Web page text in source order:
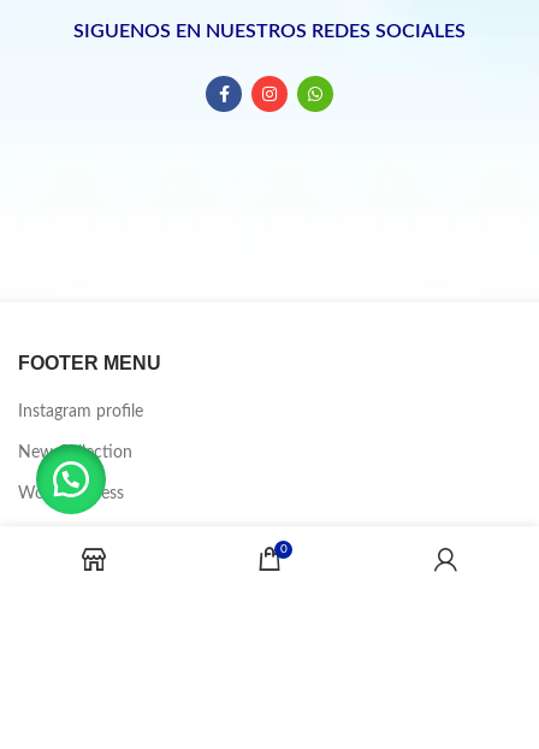
SIGUENOS EN NUESTROS REDES SOCIALES
FOOTER MENU
Instagram profile
New Collection
Woman Dress
Latest News
0